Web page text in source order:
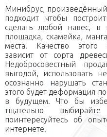
Минибрус,
подходит чтобы
сделать любой навес, в
площадка, скамейка,
места. Качество этого
зависит от сорта
Недобросовестный
выгодой, использовать
осознанно нарушать
этого будет деформация
в будущем. Что бы
тщательно
поинтересуйтесь об
интернете.